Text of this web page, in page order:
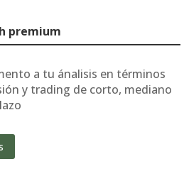
premium
a tu ánalisis en términos
y trading de corto, mediano